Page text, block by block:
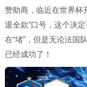
赞助商，临近在世界杯
退全款”口号，这个决
在“堵”，但是无论法国
已经成功了！